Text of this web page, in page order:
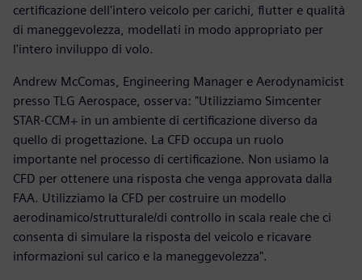
certificazione dell'intero veicolo per carichi, flutter e qualità
di maneggevolezza, modellati in modo appropriato per
l'intero inviluppo di volo.
Andrew McComas, Engineering Manager e Aerodynamicist
presso TLG Aerospace, osserva: "Utilizziamo Simcenter
STAR-CCM+ in un ambiente di certificazione diverso da
quello di progettazione. La CFD occupa un ruolo
importante nel processo di certificazione. Non usiamo la
CFD per ottenere una risposta che venga approvata dalla
FAA. Utilizziamo la CFD per costruire un modello
aerodinamico/strutturale/di controllo in scala reale che ci
consenta di simulare la risposta del veicolo e ricavare
informazioni sul carico e la maneggevolezza".